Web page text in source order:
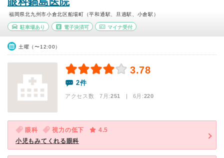
福岡県北九州市小倉北区船場町（平和通駅、旦過駅、小倉駅）
駐車場あり 電子決済可 マイナ受付
土曜（〜12:00）
3.78
2件
アクセス数 7月:251 | 6月:220
眼科 視力の低下
4.5
小児もみてくれる眼科